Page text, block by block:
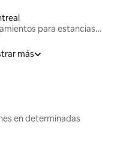
Alojamientos para estancias largas
más
en determinadas